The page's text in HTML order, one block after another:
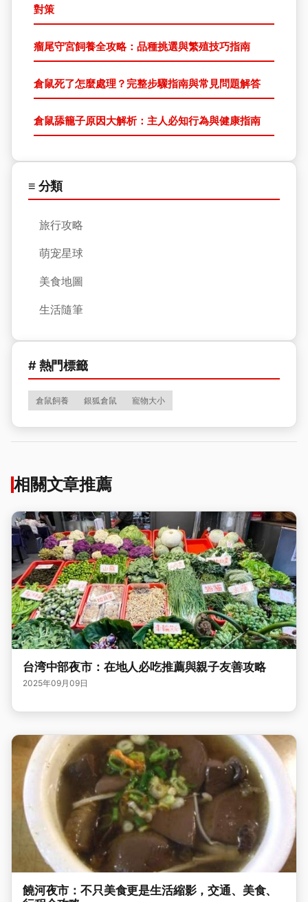
對策
瘤尾守宮飼養全攻略：品種挑選與繁殖技巧指南
倉鼠死了怎麼處理？完整步驟指南與常見問題解答
倉鼠舔籠子原因大解析：主人必知行為與健康指南
≡ 分類
旅行攻略
萌宠星球
美食地圖
生活隨筆
# 熱門標籤
倉鼠飼養 銀狐倉鼠 寵物大小
相關文章推薦
台湾中部夜市：在地人必吃推薦與親子友善攻略
2025年09月09日
饒河夜市：不只美食更是生活縮影，交通、美食、